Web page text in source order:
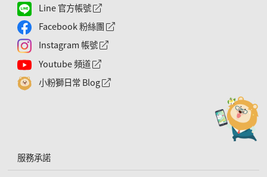
Line 官方帳號 外網連結符號
Facebook 粉絲團 外網連結符號
Instagram 帳號 外網連結符號
Youtube 頻道 外網連結符號
小粉獅日常 Blog 外網連結符號
服務承諾